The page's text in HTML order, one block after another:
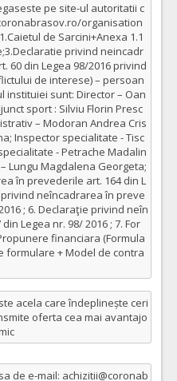
pe site-ul autoritatii c
organisation
de Sarcini+Anexa 1.1
privind neincadr
60 din Legea 98/2016 privind
de interese) – persoan
instituiei sunt: Director – Oan
sport : Silviu Florin Presc
– Modoran Andrea Cris
Inspector specialitate - Tisc
- Petrache Madalin
Lungu Magdalena Georgeta;
în prevederile art. 164 din L
privind neîncadrarea în preve
; 6. Declaraţie privind neîn
Legea nr. 98/ 2016 ; 7. For
financiara (Formula
formulare + Model de contra
acela care îndeplinește ceri
oferta cea mai avantajo
de e-mail: achizitii@coronab